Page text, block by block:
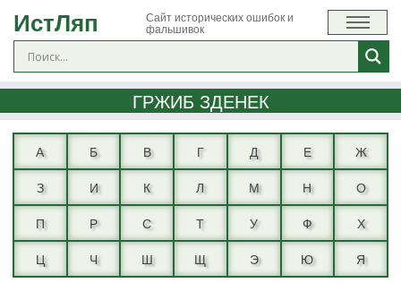
ИстЛяп Сайт исторических ошибок и
фальшивок
ГРЖИБ ЗДЕНЕК
А Б В Г Д Е
Ж
З
И К Л М Н
О
П
Р С Т У Ф
Х
Ц
Ч Ш Щ Э Ю Я